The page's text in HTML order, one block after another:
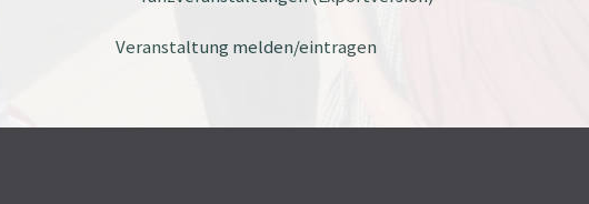
Veranstaltung melden/eintragen